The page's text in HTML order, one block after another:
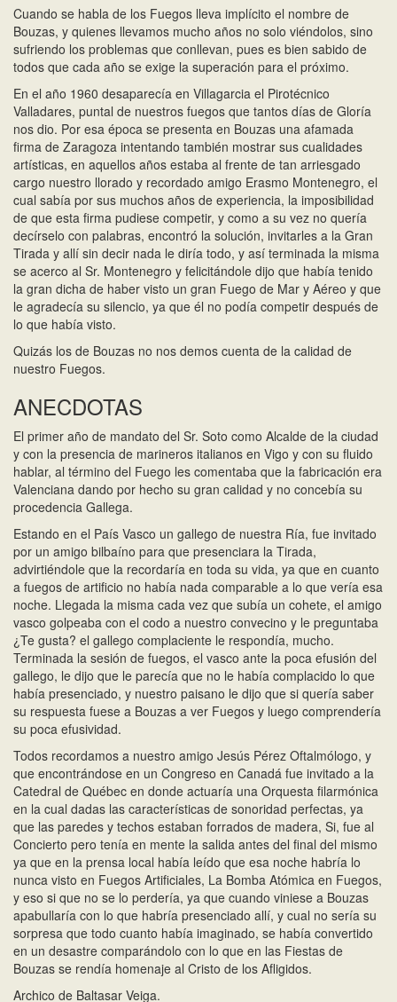
Cuando se habla de los Fuegos lleva implícito el nombre de
Bouzas, y quienes llevamos mucho años no solo viéndolos, sino
sufriendo los problemas que conllevan, pues es bien sabido de
todos que cada año se exige la superación para el próximo.
En el año 1960 desaparecía en Villagarcia el Pirotécnico
Valladares, puntal de nuestros fuegos que tantos días de Gloría
nos dio. Por esa época se presenta en Bouzas una afamada
firma de Zaragoza intentando también mostrar sus cualidades
artísticas, en aquellos años estaba al frente de tan arriesgado
cargo nuestro llorado y recordado amigo Erasmo Montenegro, el
cual sabía por sus muchos años de experiencia, la imposibilidad
de que esta firma pudiese competir, y como a su vez no quería
decírselo con palabras, encontró la solución, invitarles a la Gran
Tirada y allí sin decir nada le diría todo, y así terminada la misma
se acerco al Sr. Montenegro y felicitándole dijo que había tenido
la gran dicha de haber visto un gran Fuego de Mar y Aéreo y que
le agradecía su silencio, ya que él no podía competir después de
lo que había visto.
Quizás los de Bouzas no nos demos cuenta de la calidad de
nuestro Fuegos.
ANECDOTAS
El primer año de mandato del Sr. Soto como Alcalde de la ciudad
y con la presencia de marineros italianos en Vigo y con su fluido
hablar, al término del Fuego les comentaba que la fabricación era
Valenciana dando por hecho su gran calidad y no concebía su
procedencia Gallega.
Estando en el País Vasco un gallego de nuestra Ría, fue invitado
por un amigo bilbaíno para que presenciara la Tirada,
advirtiéndole que la recordaría en toda su vida, ya que en cuanto
a fuegos de artificio no había nada comparable a lo que vería esa
noche. Llegada la misma cada vez que subía un cohete, el amigo
vasco golpeaba con el codo a nuestro convecino y le preguntaba
¿Te gusta? el gallego complaciente le respondía, mucho.
Terminada la sesión de fuegos, el vasco ante la poca efusión del
gallego, le dijo que le parecía que no le había complacido lo que
había presenciado, y nuestro paisano le dijo que si quería saber
su respuesta fuese a Bouzas a ver Fuegos y luego comprendería
su poca efusividad.
Todos recordamos a nuestro amigo Jesús Pérez Oftalmólogo, y
que encontrándose en un Congreso en Canadá fue invitado a la
Catedral de Québec en donde actuaría una Orquesta filarmónica
en la cual dadas las características de sonoridad perfectas, ya
que las paredes y techos estaban forrados de madera, Si, fue al
Concierto pero tenía en mente la salida antes del final del mismo
ya que en la prensa local había leído que esa noche habría lo
nunca visto en Fuegos Artificiales, La Bomba Atómica en Fuegos,
y eso si que no se lo perdería, ya que cuando viniese a Bouzas
apabullaría con lo que habría presenciado allí, y cual no sería su
sorpresa que todo cuanto había imaginado, se había convertido
en un desastre comparándolo con lo que en las Fiestas de
Bouzas se rendía homenaje al Cristo de los Afligidos.
Archico de Baltasar Veiga.